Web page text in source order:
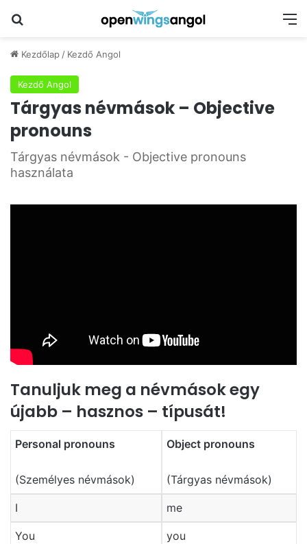
Kezdőlap / Kezdő Angol
Kezdő Angol
Tárgyas névmások – Objective
pronouns
Tárgyas névmások - Objective pronouns
használata
Tanuljuk meg a névmások egy
újabb – hasznos – típusát!
Personal pronouns
(Személyes névmások)
Object pronouns
(Tárgyas névmások)
I me
You you